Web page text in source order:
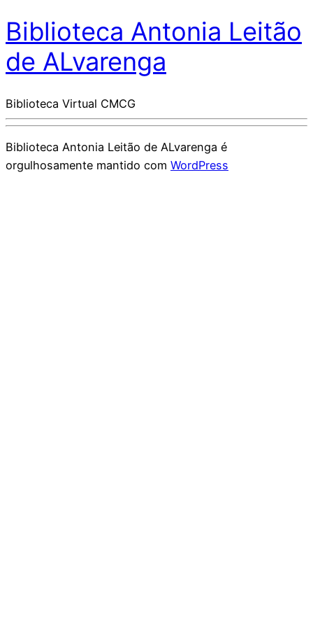
Biblioteca Antonia Leitão
de ALvarenga
Biblioteca Virtual CMCG
Biblioteca Antonia Leitão de ALvarenga é
orgulhosamente mantido com WordPress